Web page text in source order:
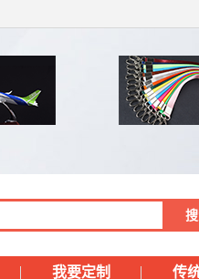
我要定制 传